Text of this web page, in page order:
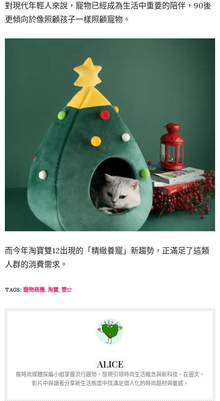
對現代年輕人來說，寵物已經成為生活中重要的陪伴，90後
更傾向於像照顧孩子一樣照顧寵物。
而今年淘寶雙12出現的「精緻養寵」新趨勢，正滿足了這類
人群的消費需求。
TAGS: 寵物商機, 淘寶, 雙12
ALICE
瘋時尚媒體採編小組掌握流行趨勢，發現引領時尚生活概念與新科技，在圖文、
影片中與讀者分享新生活態度中找滿足個人化的時尚題材與靈感。